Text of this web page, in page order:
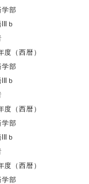
学部
ｂ
度（西暦）
学部
ｂ
度（西暦）
学部
ｂ
度（西暦）
学部